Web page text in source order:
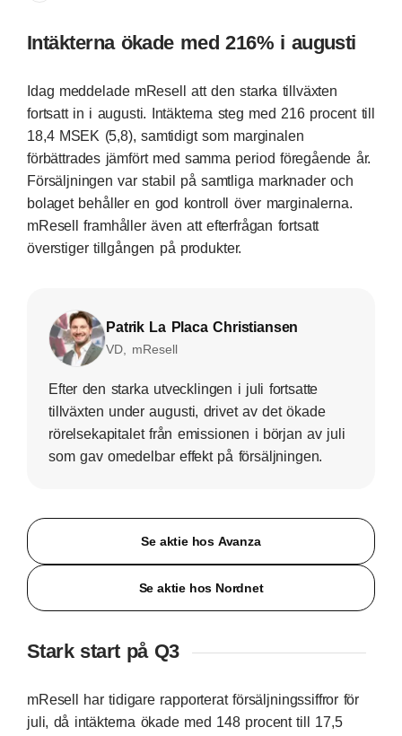
Intäkterna ökade med 216% i augusti
Idag meddelade mResell att den starka tillväxten
fortsatt in i augusti. Intäkterna steg med 216 procent till
18,4 MSEK (5,8), samtidigt som marginalen
förbättrades jämfört med samma period föregående år.
Försäljningen var stabil på samtliga marknader och
bolaget behåller en god kontroll över marginalerna.
mResell framhåller även att efterfrågan fortsatt
överstiger tillgången på produkter.
Patrik La Placa Christiansen
VD, mResell
Efter den starka utvecklingen i juli fortsatte
tillväxten under augusti, drivet av det ökade
rörelsekapitalet från emissionen i början av juli
som gav omedelbar effekt på försäljningen.
Se aktie hos Avanza
Se aktie hos Nordnet
Stark start på Q3
mResell har tidigare rapporterat försäljningssiffror för
juli, då intäkterna ökade med 148 procent till 17,5